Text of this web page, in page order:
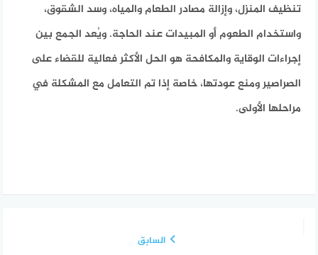
تنظيف المنزل، وإزالة مصادر الطعام والمياه، وسد الشقوق،
واستخدام الطعوم أو المبيدات عند الحاجة. ويُعد الجمع بين
إجراءات الوقاية والمكافحة هو الحل الأكثر فعالية للقضاء على
الصراصير ومنع عودتها، خاصة إذا تم التعامل مع المشكلة في
مراحلها الأولى.
السابق